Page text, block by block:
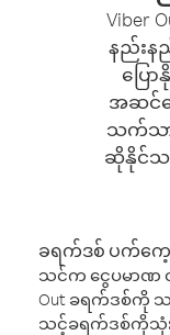
နည်းနည်
ပြေ
အဆင်ပ
သက်သာ
ဆိုနိုင်သ
ခရက်ဒစ် ပက်ကေ့ခ
သင်က ငွေပမာဏ
Out ခရက်ဒစ်ကို
သင့်ခရက်ဒစ်ကိုသုံး